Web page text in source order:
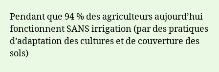
Pendant que 94 % des agriculteurs aujourd’hui
fonctionnent SANS irrigation (par des pratiques
d’adaptation des cultures et de couverture des
sols)